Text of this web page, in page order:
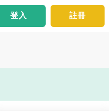
註冊
登入